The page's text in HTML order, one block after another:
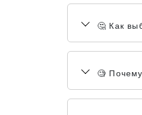
🤔 Как
🧐